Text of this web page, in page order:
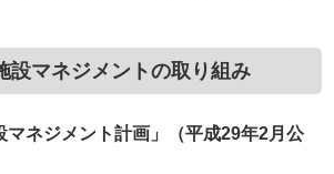
設マネジメントの取り組み
マネジメント計画」（平成29年2月公